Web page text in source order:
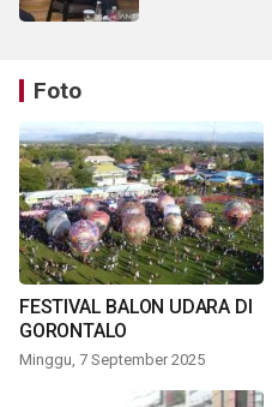
Foto
FESTIVAL BALON UDARA DI
GORONTALO
Minggu, 7 September 2025